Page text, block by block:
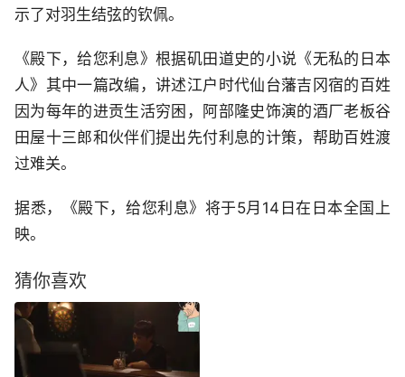
示了对羽生结弦的钦佩。
《殿下，给您利息》根据矶田道史的小说《无私的日本
人》其中一篇改编，讲述江户时代仙台藩吉冈宿的百姓
因为每年的进贡生活穷困，阿部隆史饰演的酒厂老板谷
田屋十三郎和伙伴们提出先付利息的计策，帮助百姓渡
过难关。
据悉，《殿下，给您利息》将于5月14日在日本全国上
映。
猜你喜欢